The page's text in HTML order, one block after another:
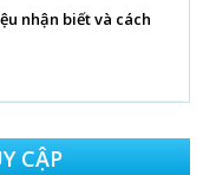
nhận biết và cách
CẬP